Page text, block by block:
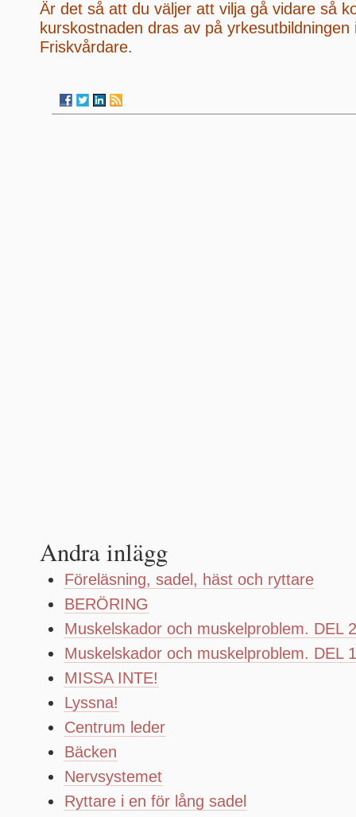
Är det så att du väljer att vilja gå vidare så
kurskostnaden dras av på
Friskvårdare.
Andra inlägg
Föreläsning, sadel, häst och ryttare
BERÖRING
Muskelskador och muskelproblem. DEL 2
Muskelskador och muskelproblem. DEL 1
MISSA INTE!
Lyssna!
Centrum leder
Bäcken
Nervsystemet
Ryttare i en för lång sadel